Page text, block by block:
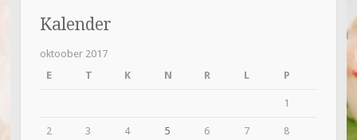
Kalender
oktoober 2017
E
T K N R L P
1
2 3 4 5 6 7 8